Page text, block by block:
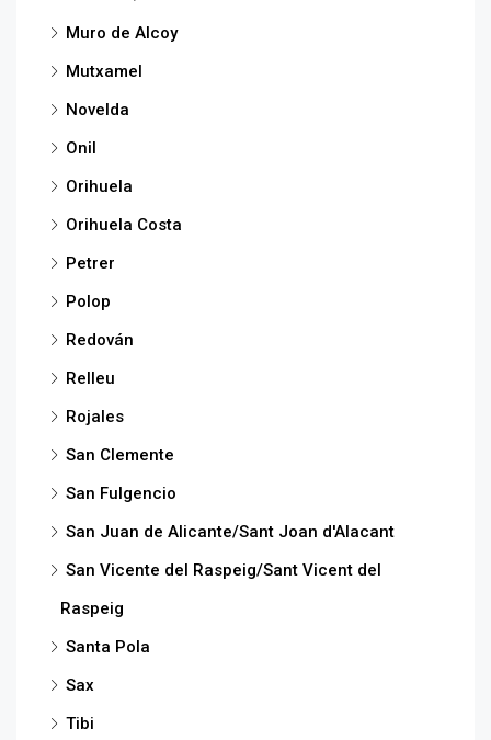
Muro de Alcoy
Mutxamel
Novelda
Onil
Orihuela
Orihuela Costa
Petrer
Polop
Redován
Relleu
Rojales
San Clemente
San Fulgencio
San Juan de Alicante/Sant Joan d'Alacant
San Vicente del Raspeig/Sant Vicent del
Raspeig
Santa Pola
Sax
Tibi